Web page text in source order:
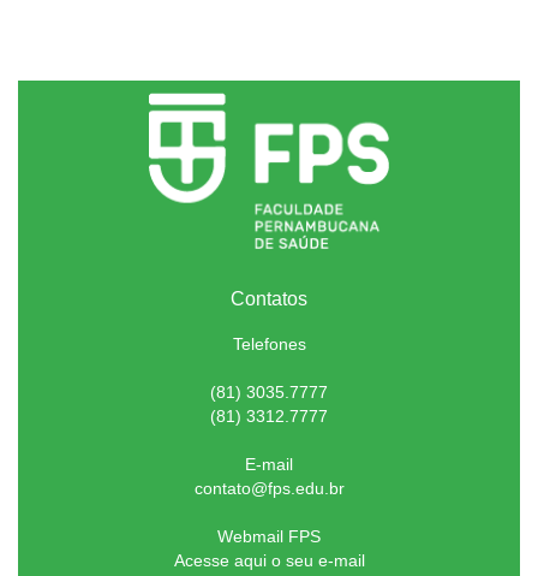
Contatos
Telefones
(81) 3035.7777
(81) 3312.7777
E-mail
contato@fps.edu.br
Webmail FPS
Acesse aqui o seu e-mail